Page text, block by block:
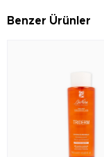
Benzer Ürünler